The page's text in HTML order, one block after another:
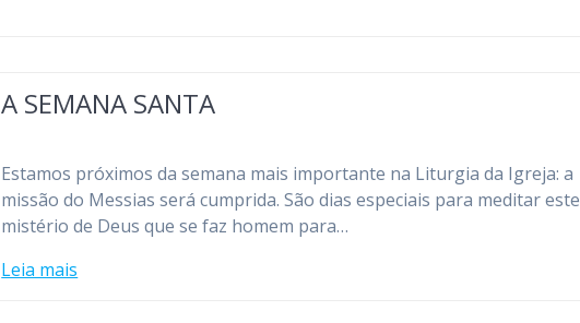
A SEMANA SANTA
Estamos próximos da semana mais importante na Liturgia da Igreja: a
missão do Messias será cumprida. São dias especiais para meditar este
mistério de Deus que se faz homem para…
Leia mais